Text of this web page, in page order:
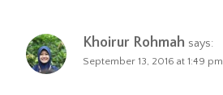
Khoirur Rohmah says:
September 13, 2016 at 1:49 pm